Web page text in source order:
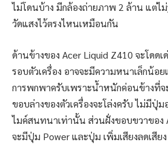
ไม่โดนบ้าง มีกล้องถ่ายภาพ 2 ล้าน แต่ไม่
วัดแสงไว้ตรงไหนเหมือนกัน
ด้านข้างของ Acer Liquid Z410 จะโดด
รอบตัวเครื่อง อาจจะมีความหนาเล็กน้อ
การพกพาครับเพราะน้ำหนักค่อนข้างที่จ
ขอบล่างของตัวเครื่องจะโล่งครับ ไม่มีปุ่ม
ไมค์สนทนาเท่านั้น ส่วนฝั่งขอบขวาของ
จะมีปุ่ม Power และปุ่ม เพิ่มเสียงลดเสีย